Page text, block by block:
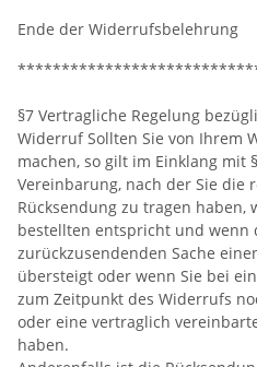
Ende der Widerrufsbelehrung
§7 Vertragliche Regelung
Widerruf Sollten Sie von Ihrem
machen, so gilt im Einklang mit
Vereinbarung, nach der Sie die
Rücksendung zu tragen
bestellten entspricht und wenn
zurückzusendenden Sache
übersteigt oder wenn Sie bei
zum Zeitpunkt des Widerrufs
oder eine vertraglich
haben.